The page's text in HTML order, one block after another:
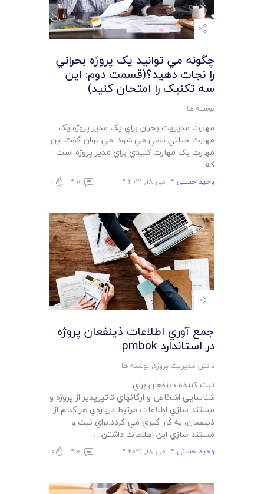
چگونه مي توانيد يک پروژه بحراني
را نجات دهيد؟(قسمت دوم: اين
سه تکنيک را امتحان کنيد)
نوشته ها
مهارت مديريت بحران براي يک مدير پروژه يک
مهارت حياتي تلقي مي شود. مي توان گفت اين
مهارت يک مهارت کليدي براي مدير پروژه است
که…
وحید حسنی می 18, 2021 0
0
جمع آوري اطلاعات ذينفعان پروژه
در استاندارد pmbok
دانش مدیریت پروژه,نوشته ها
ثبت کننده ذينفعان براي
شناسايي اشخاص و ارگانهاي تاثيرپذير از پروژه و
مستند سازي اطلاعات مرتبط درباره‌ي هر کدام از
ذينفعان، به کار گيري مي گردد.براي ثبت و
مستند سازي اين اطلاعات داشتن…
وحید حسنی می 18, 2021 0
0